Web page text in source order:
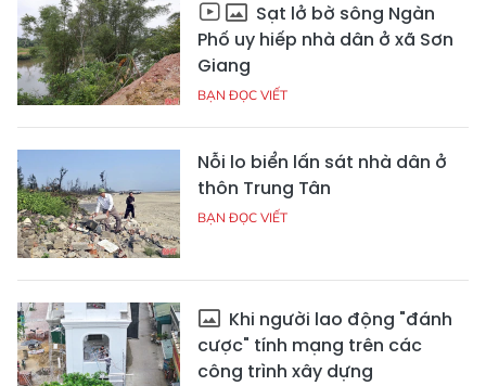
Sạt lở bờ sông Ngàn
Phố uy hiếp nhà dân ở xã Sơn
Giang
BẠN ĐỌC VIẾT
Nỗi lo biển lấn sát nhà dân ở
thôn Trung Tân
BẠN ĐỌC VIẾT
Khi người lao động "đánh
cược" tính mạng trên các
công trình xây dựng